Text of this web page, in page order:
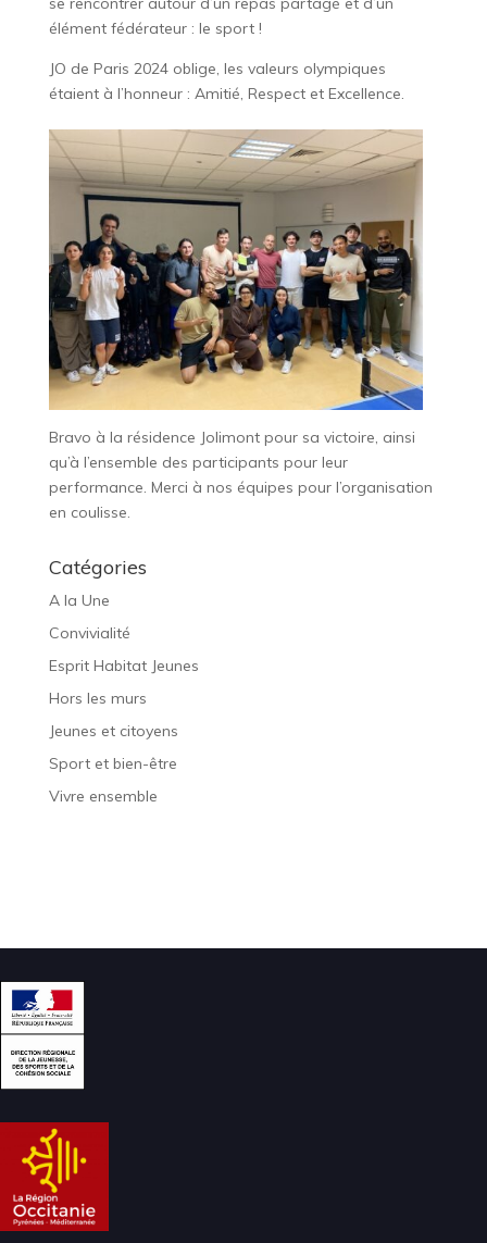
élément fédérateur : le sport !
JO de Paris 2024 oblige, les valeurs olympiques
étaient à l’honneur : Amitié, Respect et Excellence.
Bravo à la résidence Jolimont pour sa victoire, ainsi
qu’à l’ensemble des participants pour leur
performance. Merci à nos équipes pour l’organisation
en coulisse.
Catégories
A la Une
Convivialité
Esprit Habitat Jeunes
Hors les murs
Jeunes et citoyens
Sport et bien-être
Vivre ensemble